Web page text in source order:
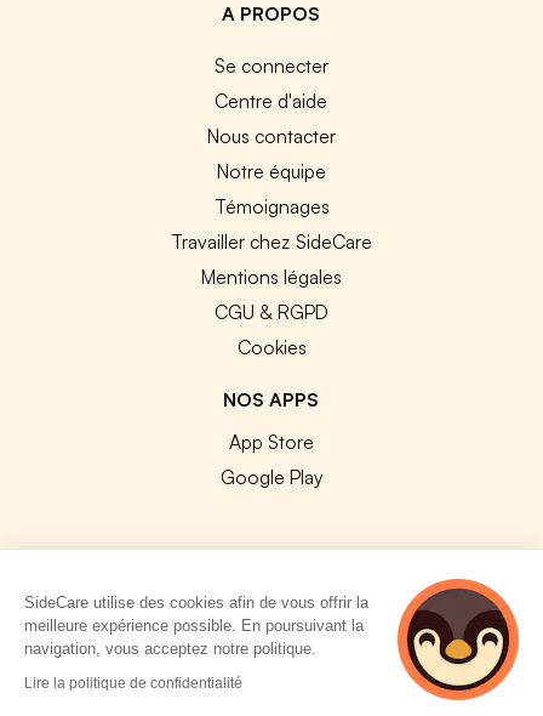
A PROPOS
Se connecter
Centre d'aide
Nous contacter
Notre équipe
Témoignages
Travailler chez SideCare
Mentions légales
CGU & RGPD
Cookies
NOS APPS
App Store
Google Play
© 2026 SideCare. Tous droits réservés.
SideCare utilise des cookies afin de vous offrir la
meilleure expérience possible. En poursuivant la
navigation, vous acceptez notre politique.
Lire la politique de confidentialité